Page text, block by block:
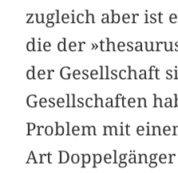
zugleich aber ist
die der
der Gesellschaft
Gesellschaften
Problem mit
Art